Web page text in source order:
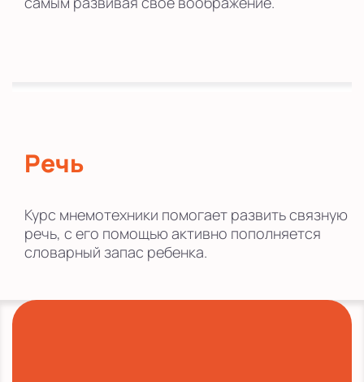
Речь
Курс мнемотехники помогает развить связную
речь, с его помощью активно пополняется
словарный запас ребенка.